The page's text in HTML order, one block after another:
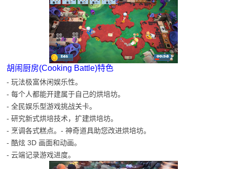
胡闹厨房(Cooking Battle)特色
- 玩法极富休闲娱乐性。
- 每个人都能开建属于自己的烘培坊。
- 全民娱乐型游戏挑战关卡。
- 研究新式烘培技术，扩建烘培坊。
- 烹调各式糕点。- 神奇道具助您改进烘培坊。
- 酷炫 3D 画面和动画。
- 云端记录游戏进度。